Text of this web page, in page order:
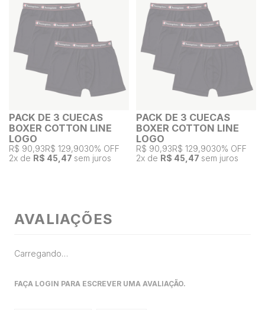
PACK DE 3 CUECAS
BOXER COTTON LINE
LOGO
R$ 90,93R$ 129,9030% OFF
2x de R$ 45,47 sem juros
PACK DE 3 CUECAS
BOXER COTTON LINE
LOGO
R$ 90,93R$ 129,9030% OFF
2x de R$ 45,47 sem juros
AVALIAÇÕES
Carregando…
FAÇA LOGIN PARA ESCREVER UMA AVALIAÇÃO.